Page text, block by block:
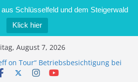
Schlüsselfeld und dem Steigerwald
Klick hier
August 7, 2026
on Tour“ Betriebsbesichtigung bei
Zimmermann GmbH